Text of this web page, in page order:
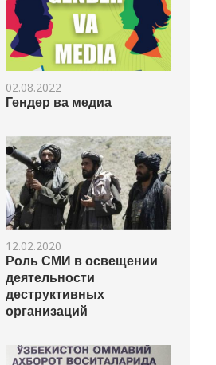
02.08.2022
Гендер ва медиа
12.02.2020
Роль СМИ в освещении
деятельности
деструктивных
организаций